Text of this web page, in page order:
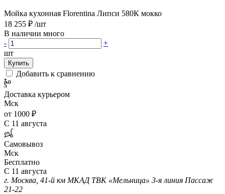
Мойка кухонная Florentina Липси 580К мокко
18 255 ₽ /шт
В наличии много
-
+
шт
Купить
Добавить к сравнению
Доставка курьером
Мск
от 1000 ₽
С 11 августа
Самовывоз
Мск
Бесплатно
С 11 августа
г. Москва, 41-й км МКАД ТВК «Мельница» 3-я линия Пассаж
21-22